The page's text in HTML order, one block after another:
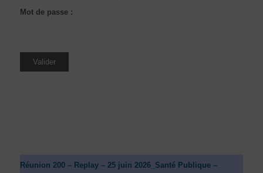
Mot de passe :
Réunion 200 – Replay – 25 juin 2026_Santé Publique –